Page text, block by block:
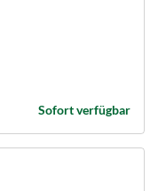
Sofort verfügbar